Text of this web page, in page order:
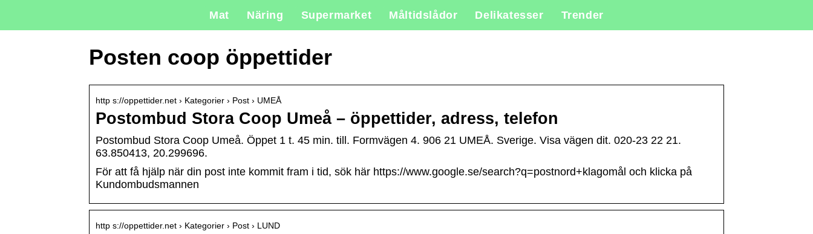
Mat Näring Supermarket Måltidslådor Delikatesser Trender
Posten coop öppettider
http s://oppettider.net › Kategorier › Post › UMEÅ
Postombud Stora Coop Umeå – öppettider, adress, telefon
Postombud Stora Coop Umeå. Öppet 1 t. 45 min. till. Formvägen 4. 906 21 UMEÅ. Sverige. Visa vägen dit. 020-23 22 21.
63.850413, 20.299696.
För att få hjälp när din post inte kommit fram i tid, sök här https://www.google.se/search?q=postnord+klagomål och klicka på
Kundombudsmannen
http s://oppettider.net › Kategorier › Post › LUND